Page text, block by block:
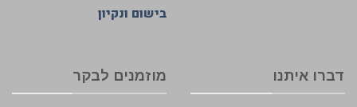
בישום ונקיון
דברו איתנו מוזמנים לבקר